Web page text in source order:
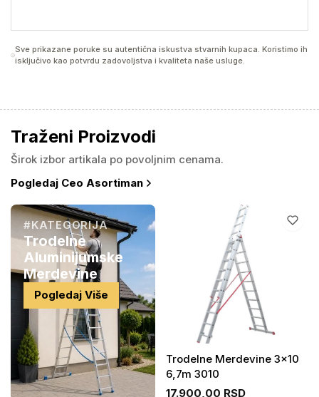
Sve prikazane poruke su autentična iskustva stvarnih kupaca. Koristimo ih
isključivo kao potvrdu zadovoljstva i kvaliteta naše usluge.
Traženi Proizvodi
Širok izbor artikala po povoljnim cenama.
Pogledaj Ceo Asortiman
#KATEGORIJA
Trodelne
Aluminijumske
Merdevine
Pogledaj Više
Trodelne Merdevine 3x10
6,7m 3010
17.900,00 RSD